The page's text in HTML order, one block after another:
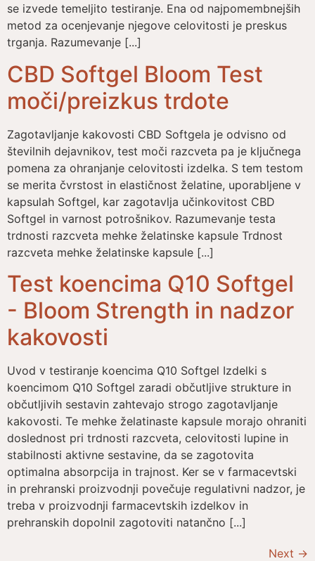
se izvede temeljito testiranje. Ena od najpomembnejših
metod za ocenjevanje njegove celovitosti je preskus
trganja. Razumevanje [...]
CBD Softgel Bloom Test
moči/preizkus trdote
Zagotavljanje kakovosti CBD Softgela je odvisno od
številnih dejavnikov, test moči razcveta pa je ključnega
pomena za ohranjanje celovitosti izdelka. S tem testom
se merita čvrstost in elastičnost želatine, uporabljene v
kapsulah Softgel, kar zagotavlja učinkovitost CBD
Softgel in varnost potrošnikov. Razumevanje testa
trdnosti razcveta mehke želatinske kapsule Trdnost
razcveta mehke želatinske kapsule [...]
Test koencima Q10 Softgel
- Bloom Strength in nadzor
kakovosti
Uvod v testiranje koencima Q10 Softgel Izdelki s
koencimom Q10 Softgel zaradi občutljive strukture in
občutljivih sestavin zahtevajo strogo zagotavljanje
kakovosti. Te mehke želatinaste kapsule morajo ohraniti
doslednost pri trdnosti razcveta, celovitosti lupine in
stabilnosti aktivne sestavine, da se zagotovita
optimalna absorpcija in trajnost. Ker se v farmacevtski
in prehranski proizvodnji povečuje regulativni nadzor, je
treba v proizvodnji farmacevtskih izdelkov in
prehranskih dopolnil zagotoviti natančno [...]
Next →